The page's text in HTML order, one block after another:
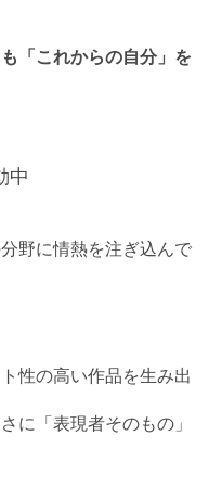
「これからの自分」を
中
野に情熱を注ぎ込んで
性の高い作品を生み出
に「表現者そのもの」